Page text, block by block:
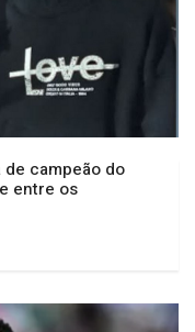
campeão do
entre os